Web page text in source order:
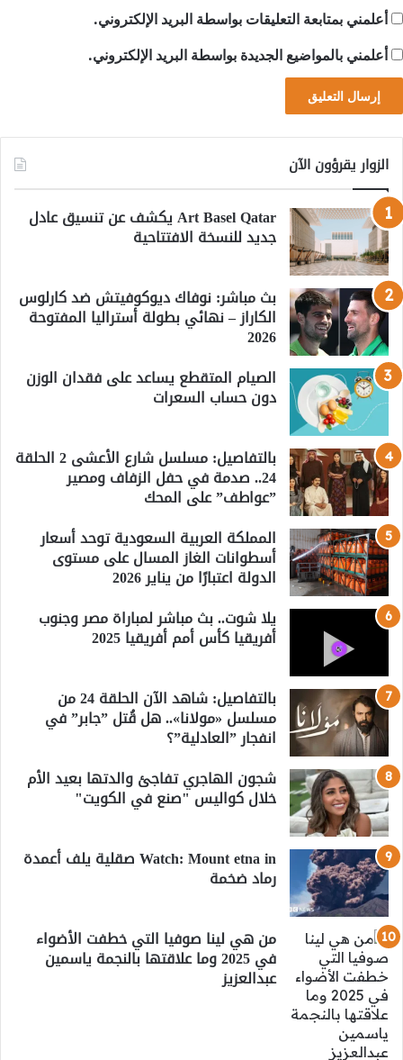
أعلمني بمتابعة التعليقات بواسطة البريد الإلكتروني.
أعلمني بالمواضيع الجديدة بواسطة البريد الإلكتروني.
الزوار يقرؤون الآن
Art Basel Qatar يكشف عن تنسيق عادل
جديد للنسخة الافتتاحية
بث مباشر: نوفاك ديوكوفيتش ضد كارلوس
الكاراز – نهائي بطولة أستراليا المفتوحة
2026
الصيام المتقطع يساعد على فقدان الوزن
دون حساب السعرات
بالتفاصيل: مسلسل شارع الأعشى 2 الحلقة
24.. صدمة في حفل الزفاف ومصير
”عواطف” على المحك
المملكة العربية السعودية توحد أسعار
أسطوانات الغاز المسال على مستوى
الدولة اعتبارًا من يناير 2026
يلا شوت.. بث مباشر لمباراة مصر وجنوب
أفريقيا كأس أمم أفريقيا 2025
بالتفاصيل: شاهد الآن الحلقة 24 من
مسلسل «مولانا».. هل قُتل ”جابر” في
انفجار ”العادلية”؟
شجون الهاجري تفاجئ والدتها بعيد الأم
خلال كواليس "صنع في الكويت"
Watch: Mount etna in صقلية يلف أعمدة
رماد ضخمة
من هي لينا صوفيا التي خطفت الأضواء
في 2025 وما علاقتها بالنجمة ياسمين
عبدالعزيز